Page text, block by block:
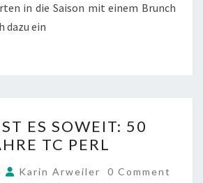
in die Saison mit einem Brunch
dazu ein
IST
ES
SOWEIT:
ES SOWEIT: 50
TC PERL
Karin Arweiler COMMENTS
0 Comment